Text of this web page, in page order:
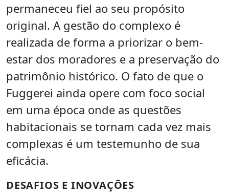
permaneceu fiel ao seu propósito
original. A gestão do complexo é
realizada de forma a priorizar o bem-
estar dos moradores e a preservação do
patrimônio histórico. O fato de que o
Fuggerei ainda opere com foco social
em uma época onde as questões
habitacionais se tornam cada vez mais
complexas é um testemunho de sua
eficácia.
DESAFIOS E INOVAÇÕES